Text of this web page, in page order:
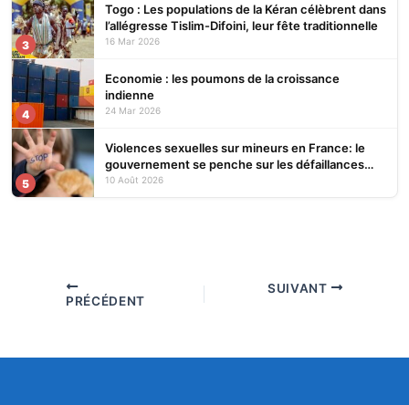
3
Togo : Les populations de la Kéran célèbrent dans
l’allégresse Tislim-Difoini, leur fête traditionnelle
16 Mar 2026
4
Economie : les poumons de la croissance
indienne
24 Mar 2026
5
Violences sexuelles sur mineurs en France: le
gouvernement se penche sur les défaillances
des enquêtes
10 Août 2026
PRÉCÉDENT
SUIVANT